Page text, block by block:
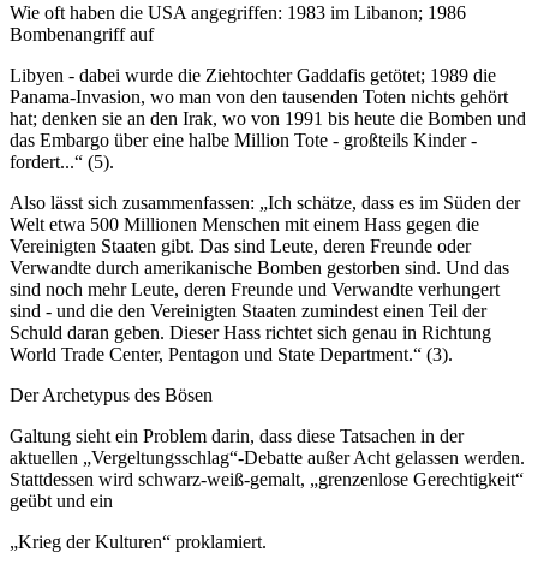
Wie oft haben die USA angegriffen: 1983 im Libanon; 1986
Bombenangriff auf
Libyen - dabei wurde die Ziehtochter Gaddafis getötet; 1989 die
Panama-Invasion, wo man von den tausenden Toten nichts gehört
hat; denken sie an den Irak, wo von 1991 bis heute die Bomben und
das Embargo über eine halbe Million Tote - großteils Kinder -
fordert...“ (5).
Also lässt sich zusammenfassen: „Ich schätze, dass es im Süden der
Welt etwa 500 Millionen Menschen mit einem Hass gegen die
Vereinigten Staaten gibt. Das sind Leute, deren Freunde oder
Verwandte durch amerikanische Bomben gestorben sind. Und das
sind noch mehr Leute, deren Freunde und Verwandte verhungert
sind - und die den Vereinigten Staaten zumindest einen Teil der
Schuld daran geben. Dieser Hass richtet sich genau in Richtung
World Trade Center, Pentagon und State Department.“ (3).
Der Archetypus des Bösen
Galtung sieht ein Problem darin, dass diese Tatsachen in der
aktuellen „Vergeltungsschlag“-Debatte außer Acht gelassen werden.
Stattdessen wird schwarz-weiß-gemalt, „grenzenlose Gerechtigkeit“
geübt und ein
„Krieg der Kulturen“ proklamiert.